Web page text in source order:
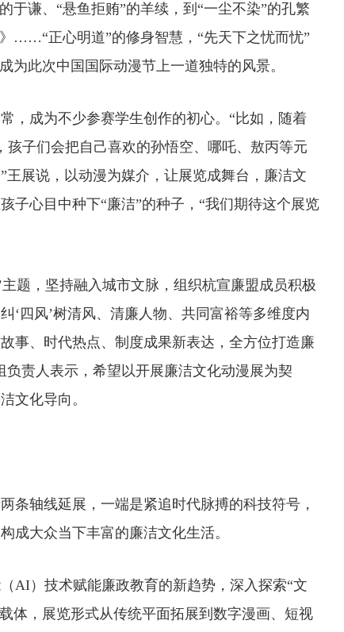
于谦、“悬鱼拒贿”的羊续，到“一尘不染”的孔繁
……“正心明道”的修身智慧，“先天下之忧而忧”
为此次中国国际动漫节上一道独特的风景。
成为不少参赛学生创作的初心。“比如，随着
孩子们会把自己喜欢的孙悟空、哪吒、敖丙等元
展说，以动漫为媒介，让展览成舞台，廉洁文
子心目中种下“廉洁”的种子，“我们期待这个展览
，坚持融入城市文脉，组织杭宣廉盟成员积极
‘四风’树清风、清廉人物、共同富裕等多维度内
事、时代热点、制度成果新表达，全方位打造廉
责人表示，希望以开展廉洁文化动漫展为契
文化导向。
轴线延展，一端是紧追时代脉搏的科技符号，
成大众当下丰富的廉洁文化生活。
）技术赋能廉政教育的新趋势，深入探索“文
体，展览形式从传统平面拓展到数字漫画、短视